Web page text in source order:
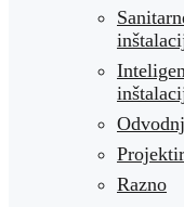
Razno